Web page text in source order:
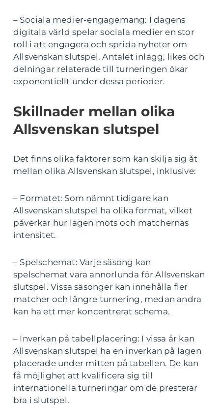
– Sociala medier-engagemang: I dagens
digitala värld spelar sociala medier en stor
roll i att engagera och sprida nyheter om
Allsvenskan slutspel. Antalet inlägg, likes och
delningar relaterade till turneringen ökar
exponentiellt under dessa perioder.
Skillnader mellan olika
Allsvenskan slutspel
Det finns olika faktorer som kan skilja sig åt
mellan olika Allsvenskan slutspel, inklusive:
– Formatet: Som nämnt tidigare kan
Allsvenskan slutspel ha olika format, vilket
påverkar hur lagen möts och matchernas
intensitet.
– Spelschemat: Varje säsong kan
spelschemat vara annorlunda för Allsvenskan
slutspel. Vissa säsonger kan innehålla fler
matcher och längre turnering, medan andra
kan ha ett mer koncentrerat schema.
– Inverkan på tabellplacering: I vissa år kan
Allsvenskan slutspel ha en inverkan på lagen
placerade under mitten på tabellen. De kan
få möjlighet att kvalificera sig till
internationella turneringar om de presterar
bra i slutspel.